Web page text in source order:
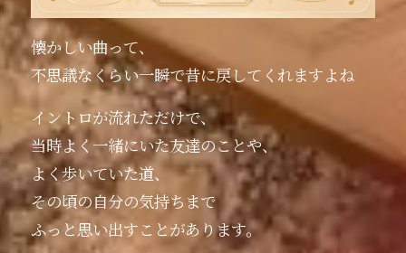
懐かしい曲って、
不思議なくらい一瞬で昔に戻してくれますよね
イントロが流れただけで、
当時よく一緒にいた友達のことや、
よく歩いていた道、
その頃の自分の気持ちまで
ふっと思い出すことがあります。